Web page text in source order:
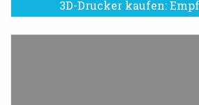
3D-Drucker kaufen: